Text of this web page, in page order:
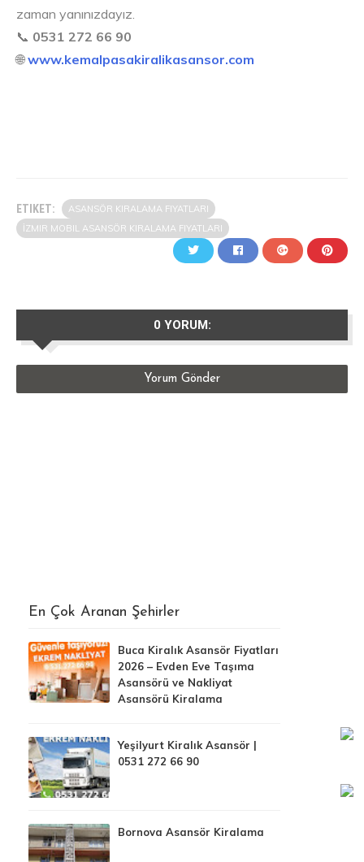
zaman yanınızdayız.
📞 0531 272 66 90
🌐www.kemalpasakiralikasansor.com
ETIKET:
ASANSÖR KIRALAMA FIYATLARI
İZMIR MOBIL ASANSÖR KIRALAMA FIYATLARI
0 YORUM:
Yorum Gönder
En Çok Aranan Şehirler
Buca Kiralık Asansör Fiyatları
2026 – Evden Eve Taşıma
Asansörü ve Nakliyat
Asansörü Kiralama
Yeşilyurt Kiralık Asansör |
0531 272 66 90
Bornova Asansör Kiralama